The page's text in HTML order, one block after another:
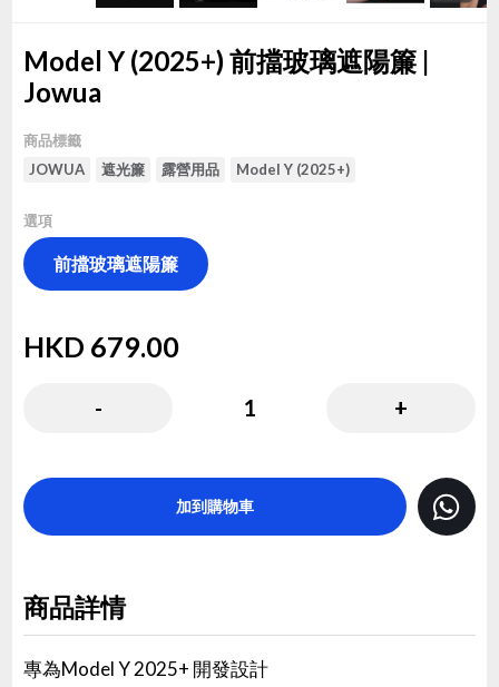
Model Y (2025+) 前擋玻璃遮陽簾 |
Jowua
商品標籤
JOWUA
遮光簾 露營用品 Model Y (2025+)
選項
前擋玻璃遮陽簾
HKD 679.00
- 1 +
加到購物車
商品詳情
專為Model Y 2025+ 開發設計